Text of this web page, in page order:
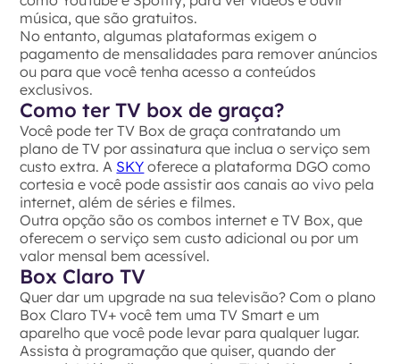
música, que são gratuitos.
No entanto, algumas plataformas exigem o
pagamento de mensalidades para remover anúncios
ou para que você tenha acesso a conteúdos
exclusivos.
Como ter TV box de graça?
Você pode ter TV Box de graça contratando um
plano de TV por assinatura que inclua o serviço sem
custo extra. A SKY oferece a plataforma DGO como
cortesia e você pode assistir aos canais ao vivo pela
internet, além de séries e filmes.
Outra opção são os combos internet e TV Box, que
oferecem o serviço sem custo adicional ou por um
valor mensal bem acessível.
Box Claro TV
Quer dar um upgrade na sua televisão? Com o plano
Box Claro TV+ você tem uma TV Smart e um
aparelho que você pode levar para qualquer lugar.
Assista à programação que quiser, quando der